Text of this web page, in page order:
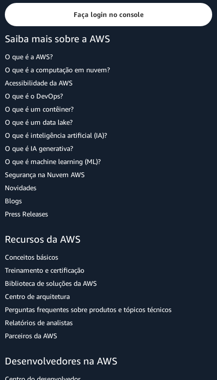
Faça login no console
Saiba mais sobre a AWS
O que é a AWS?
O que é a computação em nuvem?
Acessibilidade da AWS
O que é o DevOps?
O que é um contêiner?
O que é um data lake?
O que é inteligência artificial (IA)?
O que é IA generativa?
O que é machine learning (ML)?
Segurança na Nuvem AWS
Novidades
Blogs
Press Releases
Recursos da AWS
Conceitos básicos
Treinamento e certificação
Biblioteca de soluções da AWS
Centro de arquitetura
Perguntas frequentes sobre produtos e tópicos técnicos
Relatórios de analistas
Parceiros da AWS
Desenvolvedores na AWS